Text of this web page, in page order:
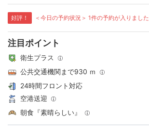
好評！ ＜今日の予約状況＞ 1件の予約が入りました
注目ポイント
衛生プラス
公共交通機関まで930 ｍ
24時間フロント対応
空港送迎
朝食『素晴らしい』